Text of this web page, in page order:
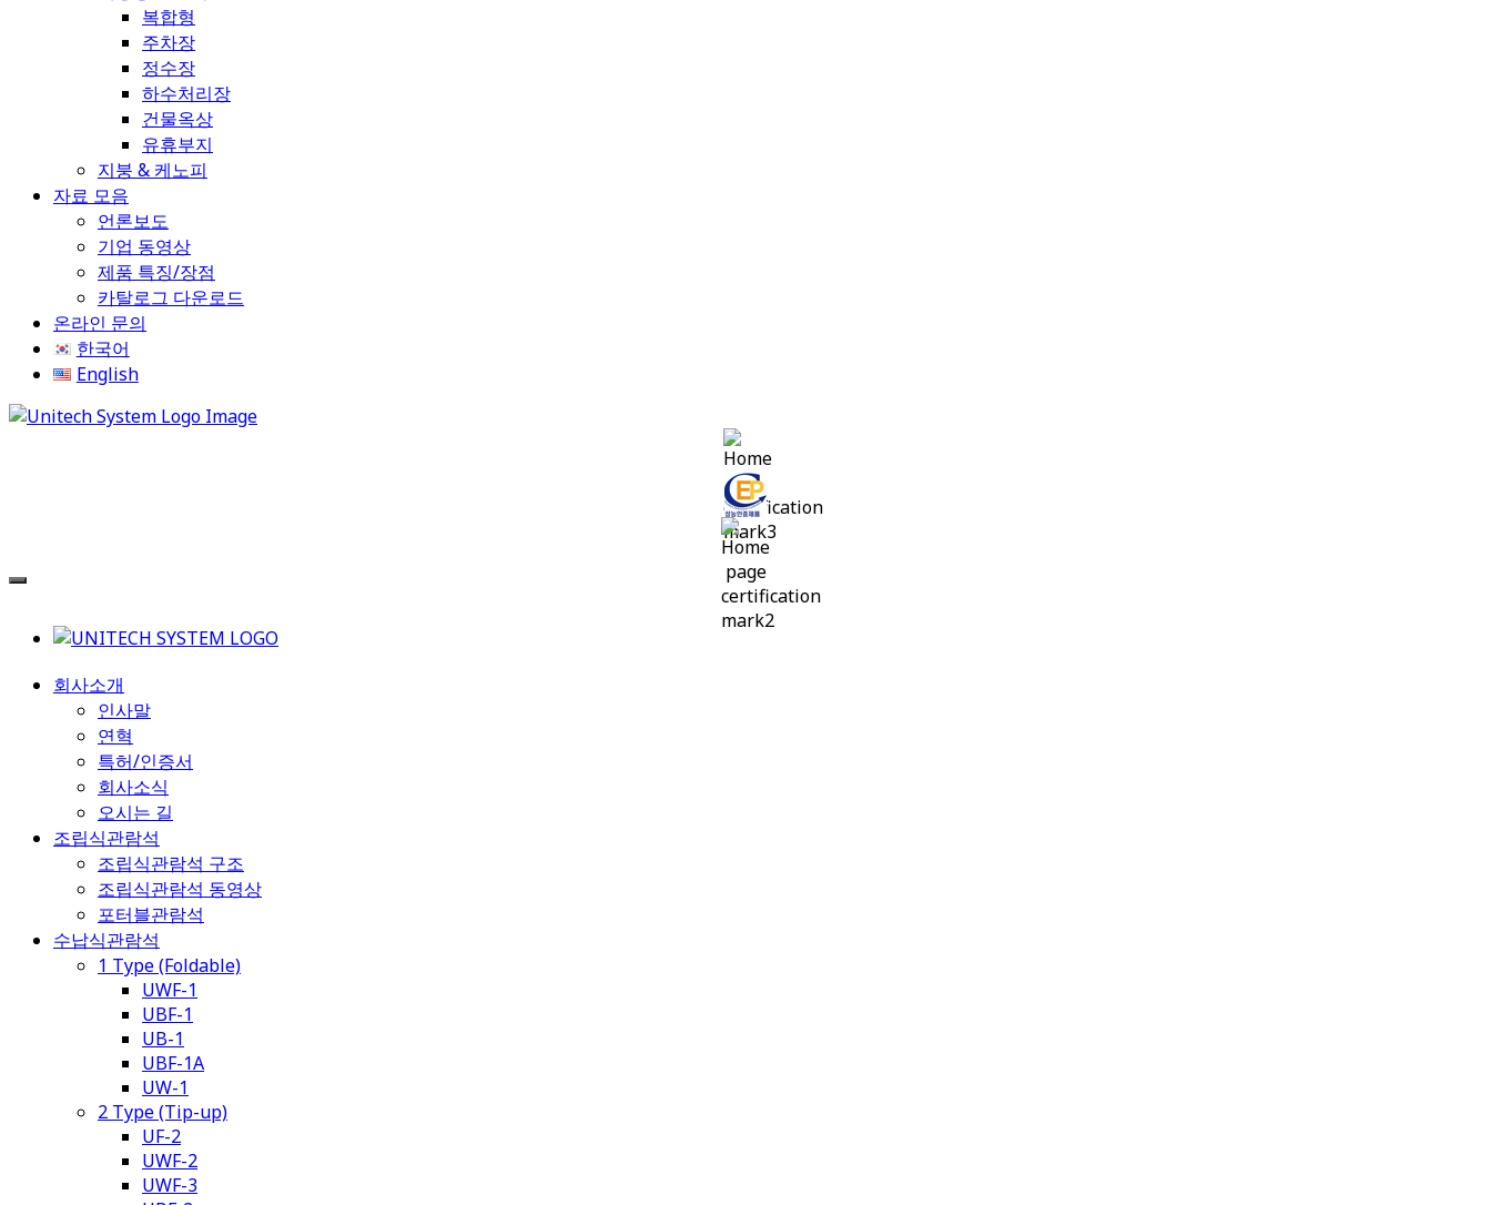
복합형
주차장
정수장
하수처리장
건물옥상
유휴부지
지붕 & 케노피
자료 모음
언론보도
기업 동영상
제품 특징/장점
카탈로그 다운로드
온라인 문의
한국어
English
회사소개
인사말
연혁
특허/인증서
회사소식
오시는 길
조립식관람석
조립식관람석 구조
조립식관람석 동영상
포터블관람석
수납식관람석
1 Type (Foldable)
UWF-1
UBF-1
UB-1
UBF-1A
UW-1
2 Type (Tip-up)
UF-2
UWF-2
UWF-3